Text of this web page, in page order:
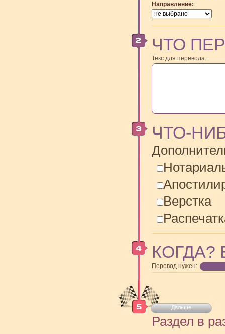
Направление:
ЧТО
Текс для перевода:
ЧТО-
Верстка
КОГДА?
Перевод нужен:
Дальше
Раздел в